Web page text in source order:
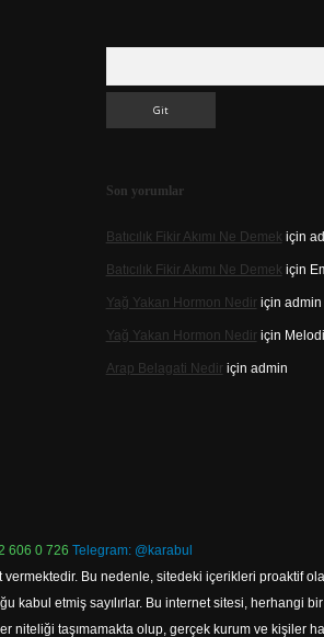
Son yorumlar
Batıcılık Fikir Akımı Ne Demek için
Batıcılık Fikir Akımı Ne Demek için
Yağ Yakan Hormon Nediriçin admin
Yağ Yakan Hormon Nediriçin Melodi
Arap Belagati Nediriçin admin
606 0 726 Telegram: @karabul
vermektedir. Bu nedenle, sitedeki içerikleri proaktif
kabul etmiş sayılırlar. Bu internet sitesi, herhangi
niteliği taşımamakta olup, gerçek kurum ve kişiler